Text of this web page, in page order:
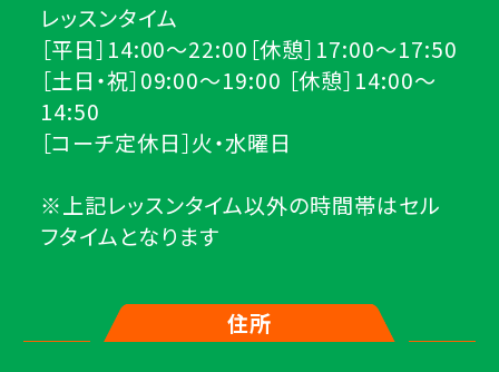
レッスンタイム
［平日］14:00～22:00［休憩］17:00～17:50
［土日・祝］09:00～19:00 ［休憩］14:00～
14:50
［コーチ定休日］火・水曜日
※上記レッスンタイム以外の時間帯はセル
フタイムとなります
住所